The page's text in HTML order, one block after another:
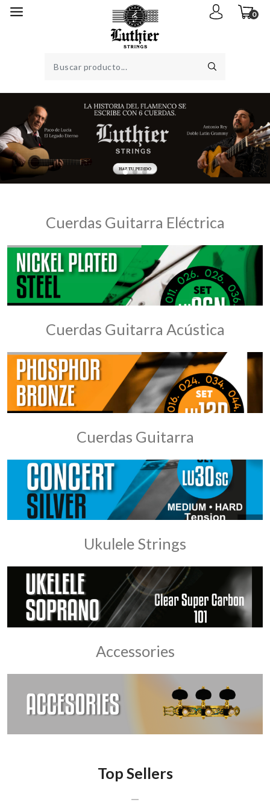
0
Cuerdas Guitarra Eléctrica
Cuerdas Guitarra Acústica
Cuerdas Guitarra
Ukulele Strings
Accessories
Top Sellers